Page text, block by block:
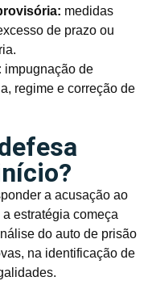
medidas
de prazo ou
impugnação de
regime e correção de
a acusação ao
estratégia começa
do auto de prisão
na identificação de